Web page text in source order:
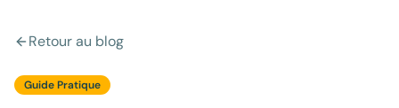
Retour au blog
Guide Pratique